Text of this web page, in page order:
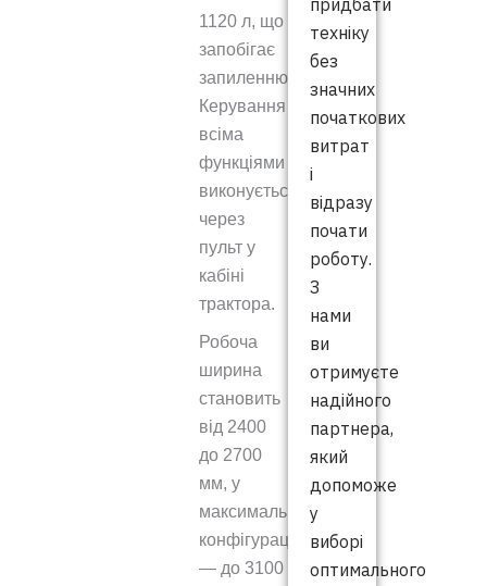
1120 л, що
запобігає
запиленню.
Керування
всіма
функціями
виконується
через
пульт у
кабіні
трактора.
Робоча
ширина
становить
від 2400
до 2700
мм, у
максимальній
конфігурації
— до 3100
придбати
техніку
без
значних
початкових
витрат
і
відразу
почати
роботу.
З
нами
ви
отримуєте
надійного
партнера,
який
допоможе
у
виборі
оптимального